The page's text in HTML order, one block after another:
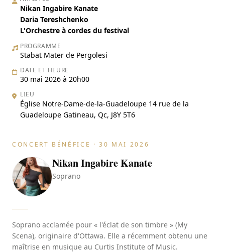
Nikan Ingabire Kanate
Daria Tereshchenko
L'Orchestre à cordes du festival
PROGRAMME
Stabat Mater de Pergolesi
DATE ET HEURE
30 mai 2026 à 20h00
LIEU
Église Notre-Dame-de-la-Guadeloupe 14 rue de la
Guadeloupe Gatineau, Qc, J8Y 5T6
CONCERT BÉNÉFICE · 30 MAI 2026
Nikan Ingabire Kanate
Soprano
Soprano acclamée pour « l'éclat de son timbre » (My
Scena), originaire d'Ottawa. Elle a récemment obtenu une
maîtrise en musique au Curtis Institute of Music.